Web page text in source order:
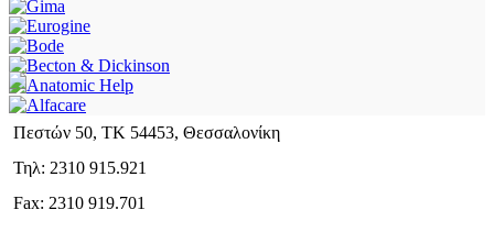
Πεστών 50, ΤΚ 54453, Θεσσαλονίκη
Τηλ: 2310 915.921
Fax: 2310 919.701